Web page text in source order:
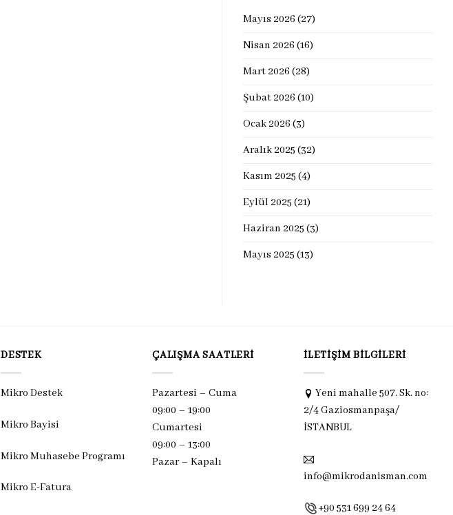
Mayıs 2026 (27)
Nisan 2026 (16)
Mart 2026 (28)
Şubat 2026 (10)
Ocak 2026 (3)
Aralık 2025 (32)
Kasım 2025 (4)
Eylül 2025 (21)
Haziran 2025 (3)
Mayıs 2025 (13)
DESTEK
Mikro Destek
Mikro Bayisi
Mikro Muhasebe Programı
Mikro E-Fatura
ÇALIŞMA SAATLERI
Pazartesi – Cuma
09:00 – 19:00
Cumartesi
09:00 – 13:00
Pazar – Kapalı
İLETIŞIM BILGILERI
Yeni mahalle 507. Sk. no:
2/4 Gaziosmanpaşa/
İSTANBUL
info@mikrodanisman.com
+90 531 699 24 64